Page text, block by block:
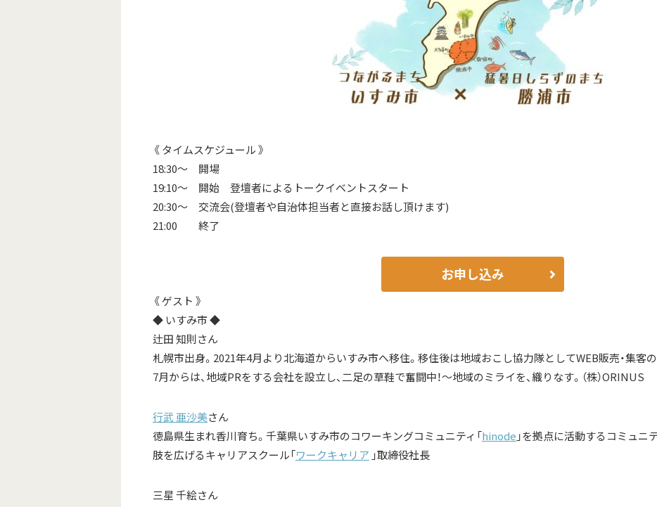
《 タイムスケジュール 》
18:30～ 開場
19:10～ 開始 登壇者によるトークイベントスタート
20:30～ 交流会(登壇者や自治体担当者と直接お話し頂けます)
21:00 終了
お申し込み
《 ゲスト 》
◆ いすみ市 ◆
辻田 知則さん
札幌市出身。2021年4月より北海道からいすみ市へ移住。移住後は地域おこし協力隊としてWEB販売・集客
7月からは、地域PRをする会社を設立し、二足の草鞋で奮闘中！〜地域のミライを、織りなす。（株）ORINUS
行武 亜沙美さん
徳島県生まれ香川育ち。千葉県いすみ市のコワーキングコミュニティ「hinode 」を拠点に活動するコミュニ
肢を広げるキャリアスクール「ワークキャリア 」取締役社長
三星 千絵さん